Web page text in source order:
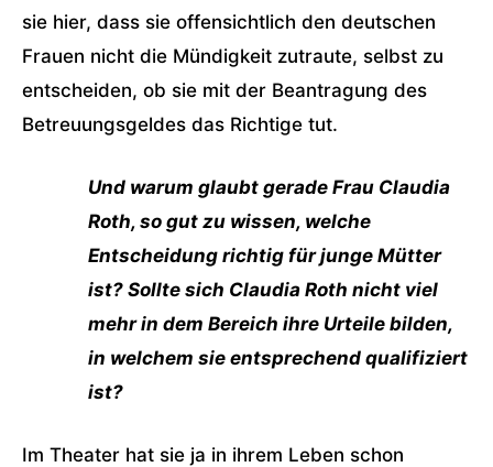
sie hier, dass sie offensichtlich den deutschen
Frauen nicht die Mündigkeit zutraute, selbst zu
entscheiden, ob sie mit der Beantragung des
Betreuungsgeldes das Richtige tut.
Und warum glaubt gerade Frau Claudia
Roth, so gut zu wissen, welche
Entscheidung richtig für junge Mütter
ist? Sollte sich Claudia Roth nicht viel
mehr in dem Bereich ihre Urteile bilden,
in welchem sie entsprechend qualifiziert
ist?
Im Theater hat sie ja in ihrem Leben schon